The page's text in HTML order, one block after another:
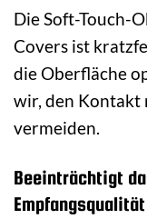
Die Soft-Touch-
Covers ist
die Oberfläche
wir, den Kontakt
vermeiden.
Beeinträchtigt